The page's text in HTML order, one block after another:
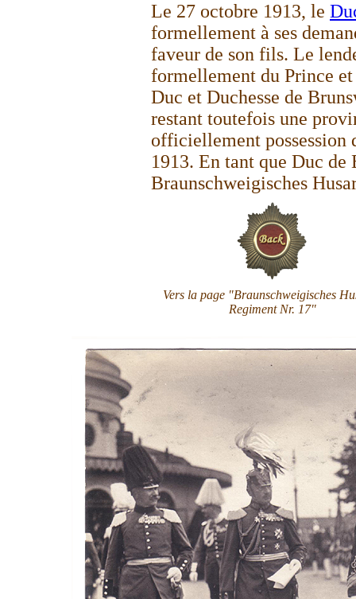
Le 27 octobre 1913, le
formellement à ses
faveur de son fils. Le
formellement du Prince
Duc et Duchesse de
restant toutefois une
officiellement possession
1913. En tant que Duc
Braunschweigisches
Vers la page "Braunschweigisches
Regiment Nr. 17"